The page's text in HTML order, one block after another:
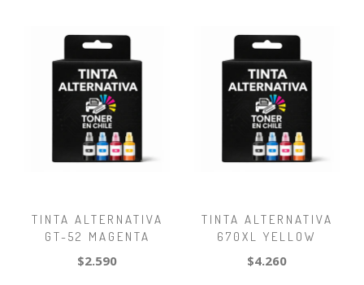
TINTA ALTERNATIVA
GT-52 MAGENTA
$2.590
TINTA ALTERNATIVA
670XL YELLOW
$4.260